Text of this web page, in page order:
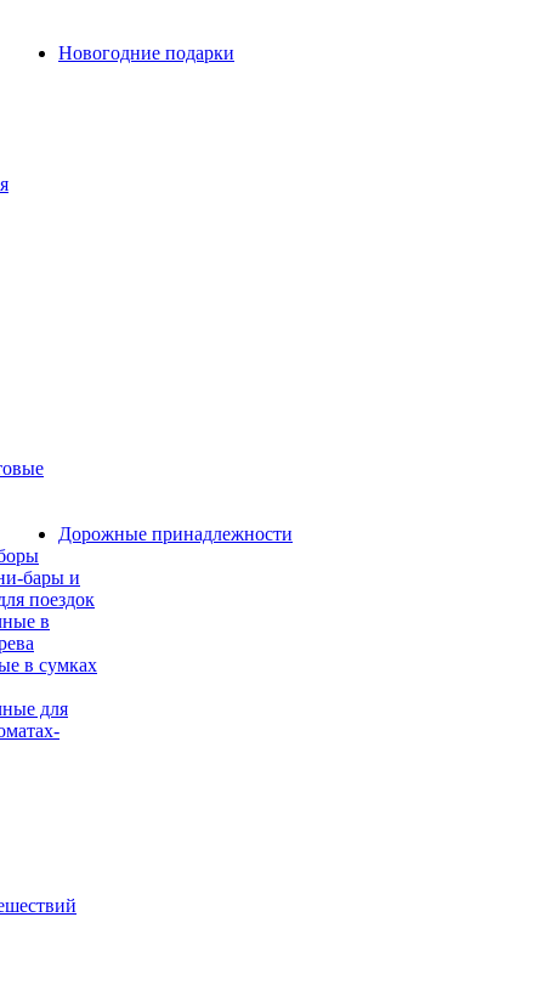
Новогодние подарки
Дорожные принадлежности
бары и
поездок
в
в сумках
для